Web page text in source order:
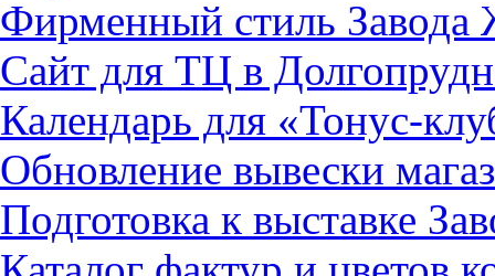
Фирменный стиль Завода
Сайт для ТЦ в
Календарь для «Тонус-
Обновление вывески
Подготовка к выставке